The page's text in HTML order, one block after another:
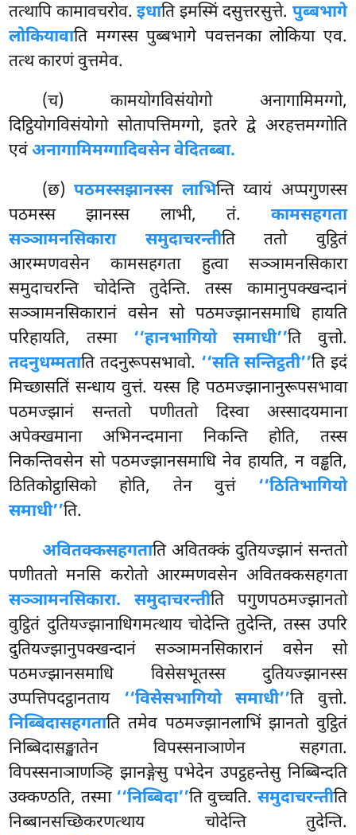
तत्थापि कामावचरोव.इधाति इमस्मिं दसुत्तरसुत्ते. पुब्बभागे
लोकियावाति मग्गस्स पुब्बभागे पवत्तनका लोकिया एव.
तत्थ कारणं वुत्तमेव.
(च) कामयोगविसंयोगो अनागामिमग्गो,
दिट्ठियोगविसंयोगो सोतापत्तिमग्गो, इतरे द्वे अरहत्तमग्गोति
एवंअनागामिमग्गादिवसेन वेदितब्बा.
(छ)पठमस्सझानस्स लाभिन्ति य्वायं अप्पगुणस्स
पठमस्स झानस्स लाभी, तं. कामसहगता
सञ्ञामनसिकारा समुदाचरन्तीति ततो वुट्ठितं
आरम्मणवसेन कामसहगता हुत्वा सञ्ञामनसिकारा
समुदाचरन्ति चोदेन्ति तुदेन्ति. तस्स कामानुपक्खन्दानं
सञ्ञामनसिकारानंवसेन सो पठमज्झानसमाधि हायति
परिहायति, तस्मा ‘‘हानभागियो समाधी’’ति वुत्तो.
तदनुधम्मताति तदनुरूपसभावो. ‘‘सति सन्तिट्ठती’’ति इदं
मिच्छासतिं सन्धाय वुत्तं. यस्स हि पठमज्झानानुरूपसभावा
पठमज्झानं सन्ततो पणीततो दिस्वा अस्सादयमाना
अपेक्खमाना अभिनन्दमाना निकन्ति होति, तस्स
निकन्तिवसेन सो पठमज्झानसमाधि नेव हायति, न वड्ढति,
ठितिकोट्ठासिको होति, तेन वुत्तं ‘‘ठितिभागियो
समाधी’’ति.
अवितक्कसहगताति अवितक्कं दुतियज्झानं सन्ततो
पणीततो मनसि करोतो आरम्मणवसेन अवितक्कसहगता
सञ्ञामनसिकारा. समुदाचरन्तीति पगुणपठमज्झानतो
वुट्ठितं दुतियज्झानाधिगमत्थाय चोदेन्ति तुदेन्ति, तस्स उपरि
दुतियज्झानुपक्खन्दानं सञ्ञामनसिकारानं वसेन सो
पठमज्झानसमाधि विसेसभूतस्स दुतियज्झानस्स
उप्पत्तिपदट्ठानताय ‘‘विसेसभागियो समाधी’’ति वुत्तो.
निब्बिदासहगताति तमेव पठमज्झानलाभिं झानतो वुट्ठितं
निब्बिदासङ्खातेन विपस्सनाञाणेन सहगता.
विपस्सनाञाणञ्हि झानङ्गेसु पभेदेन उपट्ठहन्तेसु निब्बिन्दति
उक्कण्ठति, तस्मा ‘‘निब्बिदा’’ति वुच्चति. समुदाचरन्तीति
निब्बानसच्छिकरणत्थाय चोदेन्ति तुदेन्ति.